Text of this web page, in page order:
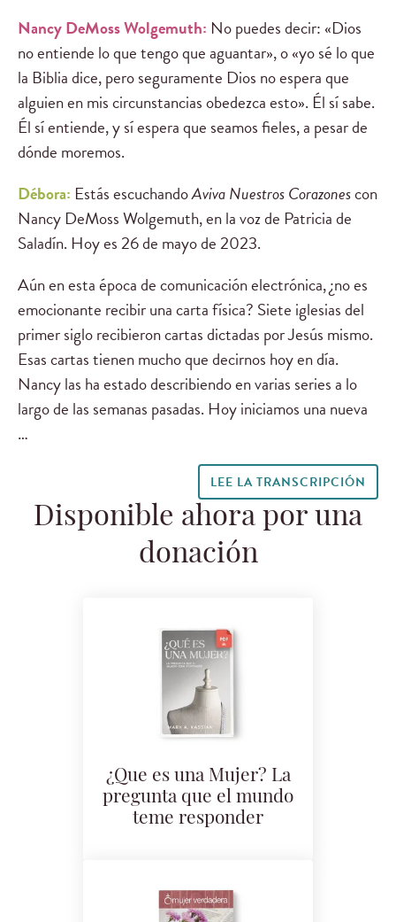
Nancy DeMoss Wolgemuth: No puedes decir: «Dios
no entiende lo que tengo que aguantar», o «yo sé lo que
la Biblia dice, pero seguramente Dios no espera que
alguien en mis circunstancias obedezca esto». Él sí sabe.
Él sí entiende, y sí espera que seamos fieles, a pesar de
dónde moremos.
Débora: Estás escuchandoAviva Nuestros Corazonescon
Nancy DeMoss Wolgemuth, en la voz de Patricia de
Saladín. Hoy es 26 de mayo de 2023.
Aún en esta época de comunicación electrónica, ¿no es
emocionante recibir una carta física? Siete iglesias del
primer siglo recibieron cartas dictadas por Jesús mismo.
Esas cartas tienen mucho que decirnos hoy en día.
Nancy las ha estado describiendo en varias series a lo
largo de las semanas pasadas. Hoy iniciamos una nueva
…
LEE LA TRANSCRIPCIÓN
Disponible ahora por una
donación
¿Que es una Mujer? La
pregunta que el mundo
teme responder